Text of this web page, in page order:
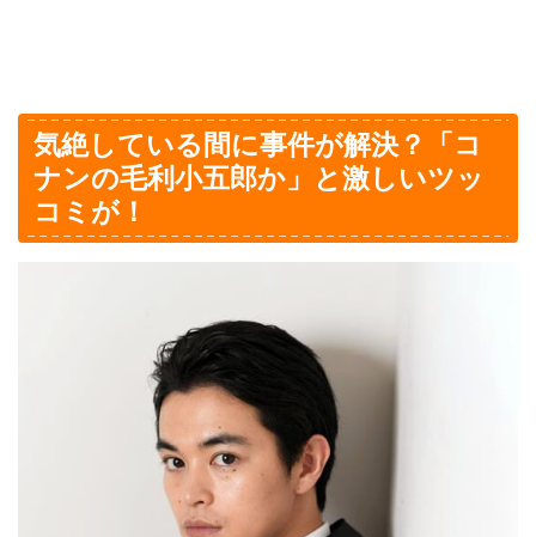
気絶している間に事件が解決？「コ
ナンの毛利小五郎か」と激しいツッ
コミが！